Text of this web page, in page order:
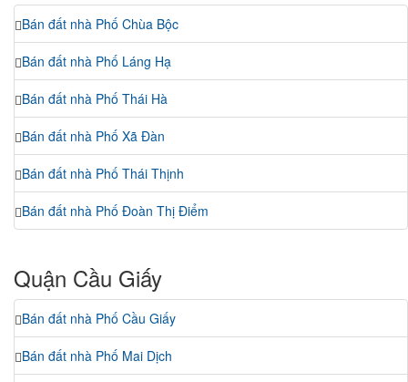
Bán đất nhà Phố Chùa Bộc
Bán đất nhà Phố Láng Hạ
Bán đất nhà Phố Thái Hà
Bán đất nhà Phố Xã Đàn
Bán đất nhà Phố Thái Thịnh
Bán đất nhà Phố Đoàn Thị Điểm
Quận Cầu Giấy
Bán đất nhà Phố Cầu Giấy
Bán đất nhà Phố Mai Dịch